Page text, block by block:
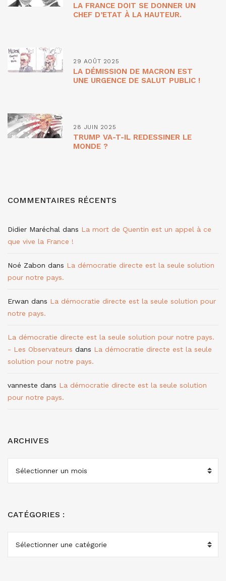
LA FRANCE DOIT SE DONNER UN
CHEF D’ETAT À LA HAUTEUR.
29 AOÛT 2025
LA DÉMISSION DE MACRON EST
UNE URGENCE DE SALUT PUBLIC !
28 JUIN 2025
TRUMP VA-T-IL REDESSINER LE
MONDE ?
COMMENTAIRES RÉCENTS
Didier Maréchal dans La mort de Quentin est un appel à ce
que vive la France !
Noé Zabon dans La démocratie directe est la seule solution
pour notre pays.
Erwan dans La démocratie directe est la seule solution pour
notre pays.
La démocratie directe est la seule solution pour notre pays.
- Les Observateurs dans La démocratie directe est la seule
solution pour notre pays.
vanneste dans La démocratie directe est la seule solution
pour notre pays.
ARCHIVES
CATÉGORIES :